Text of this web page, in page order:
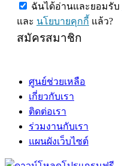
ฉันได้อ่านและยอมรับ
และ นโยบายคุกกี้ แล้ว?
สมัครสมาชิก
ศูนย์ช่วยเหลือ
เกี่ยวกับเรา
ติดต่อเรา
ร่วมงานกับเรา
แผนผังเว็บไซต์